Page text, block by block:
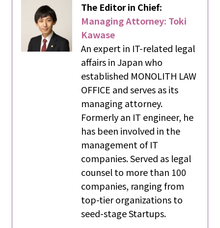
The Editor in Chief:
Managing Attorney: Toki
Kawase
An expert in IT-related legal
affairs in Japan who
established MONOLITH LAW
OFFICE and serves as its
managing attorney.
Formerly an IT engineer, he
has been involved in the
management of IT
companies. Served as legal
counsel to more than 100
companies, ranging from
top-tier organizations to
seed-stage Startups.